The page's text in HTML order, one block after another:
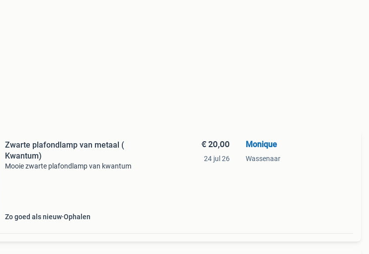
Zwarte plafondlamp van metaal (
Kwantum)
Mooie zwarte plafondlamp van kwantum
Zo goed als nieuw Ophalen
€ 20,00
24 jul 26
Monique
Wassenaar